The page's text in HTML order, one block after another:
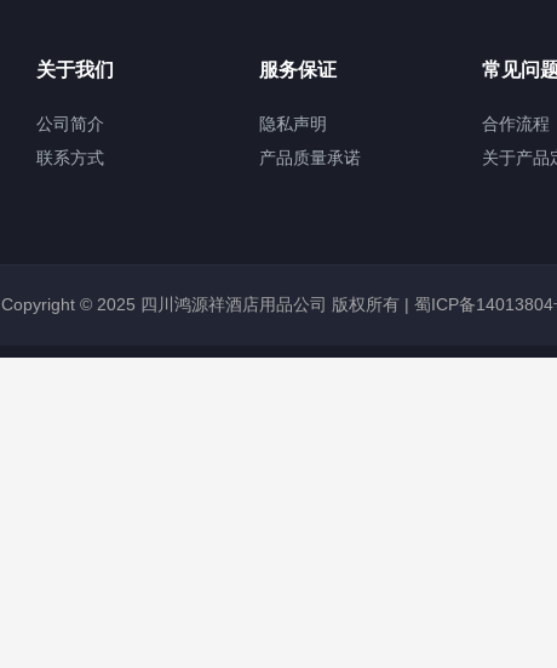
关于我们
公司简介
联系方式
服务保证
隐私声明
产品质量承诺
常见问
合作流程
关于产品
Copyright © 2025 四川鸿源祥酒店用品公司 版权所有 | 蜀ICP备14013804